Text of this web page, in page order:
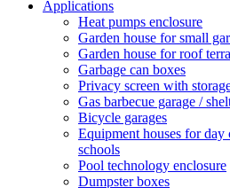
Applications
Heat pumps enclosure
Garden house for small
Garden house for roof
Garbage can boxes
Privacy screen with
Gas barbecue garage /
Bicycle garages
Equipment houses for day
schools
Pool technology enclosure
Dumpster boxes